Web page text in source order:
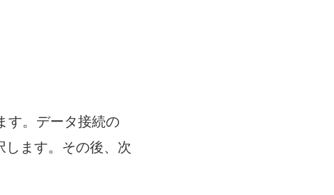
す。データ接続の
します。その後、次